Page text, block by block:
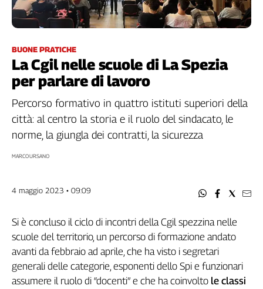
Italia
Internazionale
Categorie
Filcams
Filctem
Fillea
Fisac
Flc
Nidil
Slc
Spi
Inca
Caaf
BUONE PRATICHE
La Cgil nelle scuole di La Spezia
per parlare di lavoro
Percorso formativo in quattro istituti superiori della
città: al centro la storia e il ruolo del sindacato, le
norme, la giungla dei contratti, la sicurezza
MARCO URSANO
4 maggio 2023 • 09:09
Si è concluso il ciclo di incontri della Cgil spezzina nelle
scuole del territorio, un percorso di formazione andato
avanti da febbraio ad aprile, che ha visto i segretari
generali delle categorie, esponenti dello Spi e funzionari
assumere il ruolo di “docenti” e che ha coinvolto le classi